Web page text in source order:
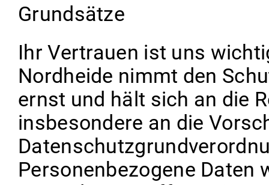
Grundsätze
Ihr Vertrauen ist uns
Nordheide nimmt den
ernst und hält sich an die
insbesondere an die
Personenbezogene Daten